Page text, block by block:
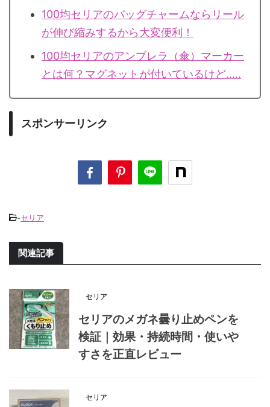
100均セリアのバッグチャームならリール
が伸び縮みするから大変便利！
100均セリアのアンブレラ（傘）マーカー
とは何？マグネットが付いているけど.....
スポンサーリンク
-セリア
関連記事
セリア
セリアのメガネ曇り止めペンを
検証｜効果・持続時間・使いや
すさを正直レビュー
セリア